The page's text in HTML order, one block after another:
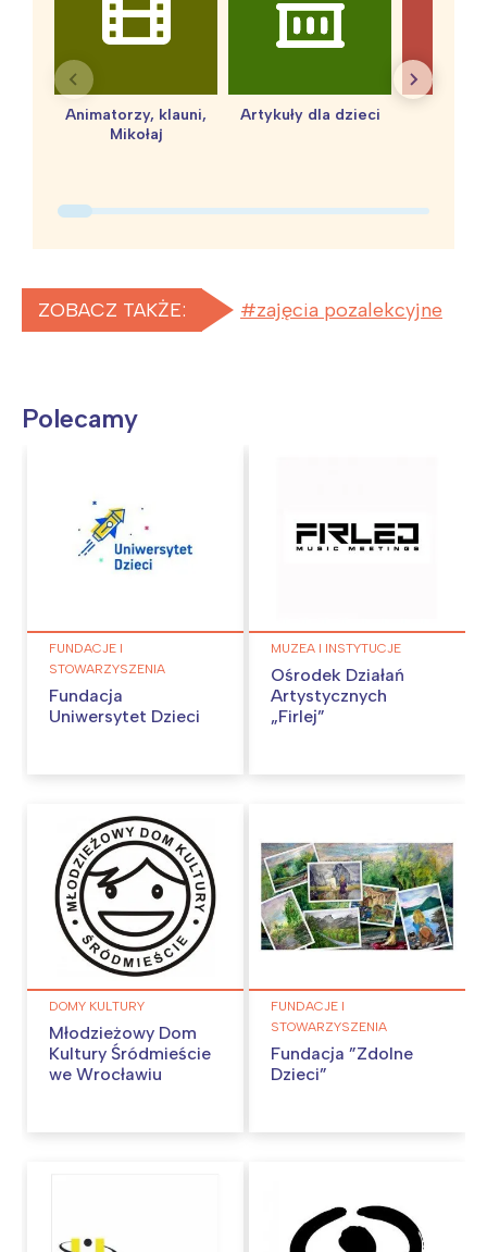
Animatorzy, klauni,
Mikołaj
Artykuły dla dzieci
ZOBACZ TAKŻE: zajęcia pozalekcyjne
Polecamy
FUNDACJE I
STOWARZYSZENIA
Fundacja
Uniwersytet Dzieci
MUZEA I INSTYTUCJE
Ośrodek Działań
Artystycznych
„Firlej”
DOMY KULTURY
Młodzieżowy Dom
Kultury Śródmieście
we Wrocławiu
FUNDACJE I
STOWARZYSZENIA
Fundacja ”Zdolne
Dzieci”
Trójmiasto
Poznań
Wrocław
Południe
Północ